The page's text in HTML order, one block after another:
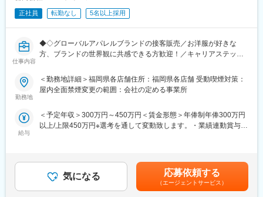
「またあなたから買いたい」と思っていただけるような接客を目
指せるのが魅力です。
配属店舗により異なりますが、幅広い年代のスタッフが在籍して
います。
はなく、チーム全体で協力しながら達成を目指すスタイルです。
など段階的にキャリアアップが可能です。
さらに、本社ポジションへの異動機会（バイヤー等）もあり、現
■企業概要：
1881年創業のPVH corp.は、「Calvin Klein」や「Tommy
Hilfiger」を展開するグローバルアパレル企業です。世界40カ国以
正社員 転勤なし 5名以上採用
仕事内容
◆◇グローバルアパレルブランドの接客販売／お洋服が好きな
方、ブランドの世界観に共感できる方歓迎！／キャリアステッ
だけるやりがいのあるお仕事／研修制度があるので経験が浅い方
でも安心！／制服貸与・社割・育休産休制度など福利厚生も充実
■業務内容：
福岡店のTOMMY HILFIGERにて販売スタッフとして、ブランドの
・顧客様管理
・顧客様へのメッセージ送付
・公式HPスタッフスタイリングの更新
勤務地
＜勤務地詳細＞福岡県各店舗住所：福岡県各店舗 受動喫煙対策：
屋内全面禁煙変更の範囲：会社の定める事業所
給与
＜予定年収＞300万円～450万円＜賃金形態＞年俸制年俸300万円
以上/上限450万円※選考を通して変動致します。・業績連動賞与：
選考を通じて上下する可能性があります。賃金はあくまでも目安
の金額であり、選考を通じて上下する可能性があります。月給(月
額)は固定手当を含めた表記です。
気になる 応募依頼する
（エージェントサービス）